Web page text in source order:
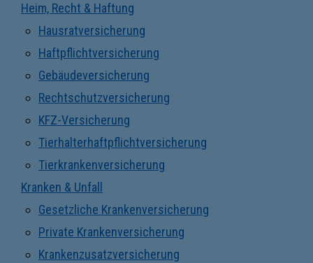
Heim, Recht & Haftung
Hausratversicherung
Haftpflichtversicherung
Gebäudeversicherung
Rechtschutzversicherung
KFZ-Versicherung
Tierhalterhaftpflichtversicherung
Tierkrankenversicherung
Kranken & Unfall
Gesetzliche Krankenversicherung
Private Krankenversicherung
Krankenzusatzversicherung